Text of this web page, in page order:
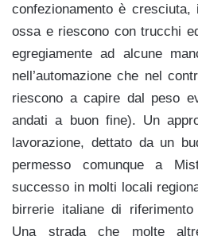
confezionamento è
ossa e riescono con trucchi
egregiamente ad alcune
nell’automazione che nel
riescono a capire dal peso
andati a buon fine). Un
lavorazione, dettato da un
permesso comunque a
successo in molti locali
birrerie italiane di
Una strada che molte